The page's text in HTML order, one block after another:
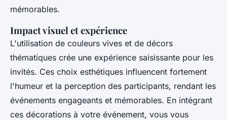
mémorables.
Impact visuel et expérience
L'utilisation de couleurs vives et de décors
thématiques crée une expérience saisissante pour les
invités. Ces choix esthétiques influencent fortement
l'humeur et la perception des participants, rendant les
événements engageants et mémorables. En intégrant
ces décorations à votre événement, vous vous